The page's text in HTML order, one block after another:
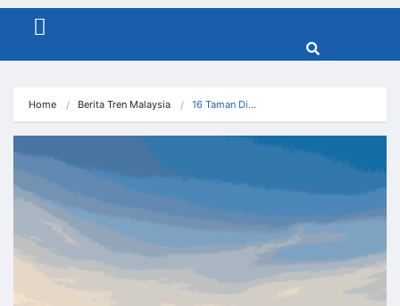
Menu
Home Berita Tren Malaysia 16 Taman Di…